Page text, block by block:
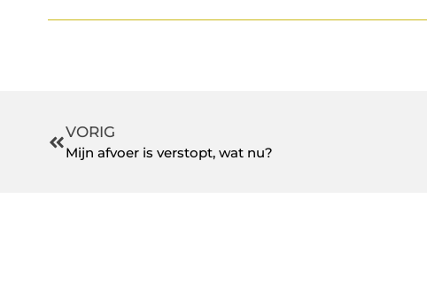
VORIG
Mijn afvoer is verstopt, wat nu?